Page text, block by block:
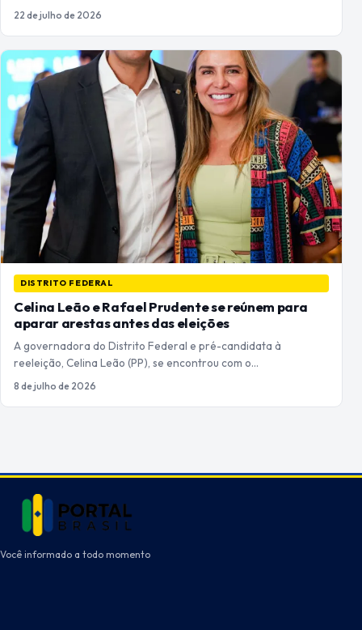
22 de julho de 2026
DISTRITO FEDERAL
Celina Leão e Rafael Prudente se reúnem para
aparar arestas antes das eleições
A governadora do Distrito Federal e pré-candidata à
reeleição, Celina Leão (PP), se encontrou com o…
8 de julho de 2026
Você informado a todo momento